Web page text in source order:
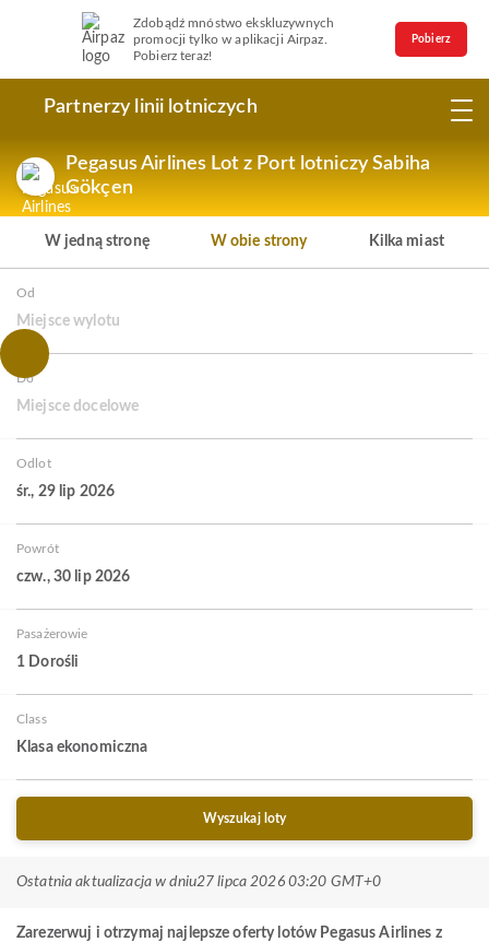
Zdobądź mnóstwo ekskluzywnych
promocji tylko w aplikacji Airpaz.
Pobierz teraz!
Pobierz
Partnerzy linii lotniczych
Pegasus Airlines Lot z Port lotniczy Sabiha
Gökçen
W jedną stronę W obie strony Kilka miast
Od
Miejsce wylotu
Do
Miejsce docelowe
Odlot
śr., 29 lip 2026
Powrót
czw., 30 lip 2026
Pasażerowie
1 Dorośli
Class
Klasa ekonomiczna
Wyszukaj loty
Ostatnia aktualizacja w dniu27 lipca 2026 03:20 GMT+0
Zarezerwuj i otrzymaj najlepsze oferty lotów Pegasus Airlines z